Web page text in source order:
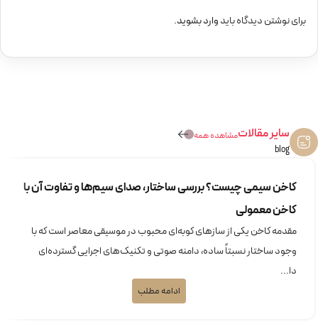
برای نوشتن دیدگاه بایدوارد بشوید.
سایر مقالات
blog
مشاهده همه
کاخن سیمی چیست؟ بررسی ساختار، صدای سیم‌ها و تفاوت آن با
کاخن معمولی
مقدمه کاخن یکی از سازهای کوبه‌ای محبوب در موسیقی معاصر است که با
وجود ساختار نسبتاً ساده، دامنه صوتی و تکنیک‌های اجرایی گسترده‌ای
دا...
ادامه مطلب